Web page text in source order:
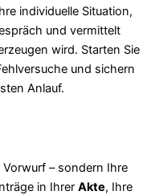
individuelle Situation,
und vermittelt
wird. Starten Sie
und sichern
Anlauf.
– sondern Ihre
in Ihrer Akte, Ihre